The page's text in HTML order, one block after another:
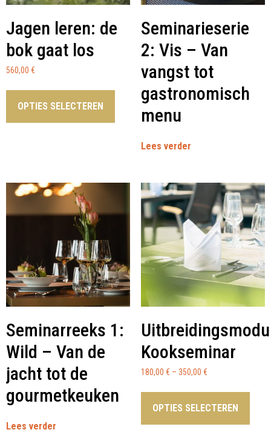
Jagen leren: de
bok gaat los
560,00 €
OPTIES SELECTEREN
Seminarieserie
2: Vis – Van
vangst tot
gastronomisch
menu
Lees verder
Seminarreeks 1:
Wild – Van de
jacht tot de
gourmetkeuken
Lees verder
Kookseminar
180,00 € – 350,00 €
OPTIES SELECTEREN